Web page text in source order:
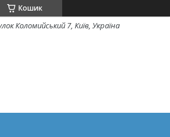
Кошик
Коломийський 7, Київ, Україна